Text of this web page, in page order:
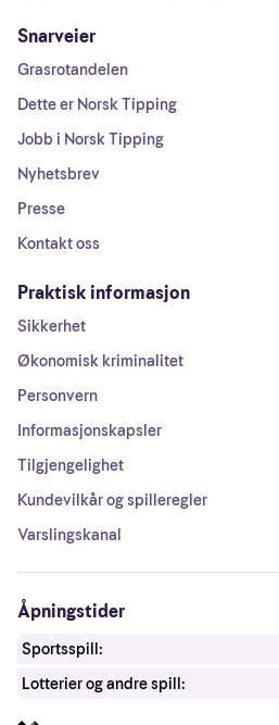
Snarveier
Grasrotandelen
Dette er Norsk Tipping
Jobb i Norsk Tipping
Nyhetsbrev
Presse
Kontakt oss
Praktisk informasjon
Sikkerhet
Økonomisk kriminalitet
Personvern
Informasjonskapsler
Tilgjengelighet
Kundevilkår og spilleregler
Varslingskanal
Åpningstider
Sportsspill:
Lotterier og andre spill: